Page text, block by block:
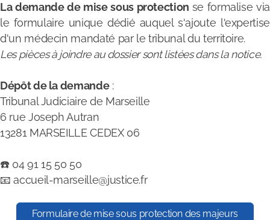
La demande de mise sous protection se formalise via
le formulaire unique dédié auquel s'ajoute l'expertise
d'un médecin mandaté par le tribunal du territoire.
Les pièces à joindre au dossier sont listées dans la notice.
Dépôt de la demande:
Tribunal Judiciaire de Marseille
6 rue Joseph Autran
13281 MARSEILLE CEDEX 06
☎️ 04 91 15 50 50
📧 accueil-marseille@justice.fr
Formulaire de mise sous protection des majeurs